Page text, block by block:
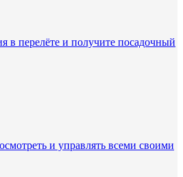
в перелёте и получите посадочный
и управлять всеми своими